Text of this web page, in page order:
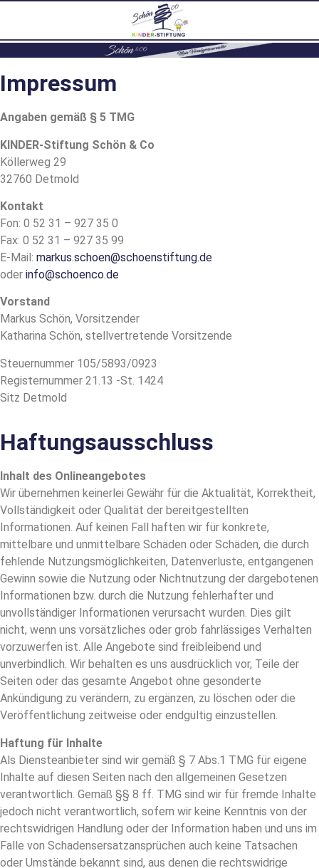
Impressum
Angaben gemäß § 5 TMG
KINDER-Stiftung Schön & Co
Köllerweg 29
32760 Detmold
Kontakt
Fon: 0 52 31 – 927 35 0
Fax: 0 52 31 – 927 35 99
E-Mail: markus.schoen@schoenstiftung.de
oder info@schoenco.de
Vorstand
Markus Schön, Vorsitzender
Katharina Schön, stellvertretende Vorsitzende
Steuernummer 105/5893/0923
Registernummer 21.13 -St. 1424
Sitz Detmold
Haftungsausschluss
Inhalt des Onlineangebotes
Wir übernehmen keinerlei Gewähr für die Aktualität, Korrektheit,
Vollständigkeit oder Qualität der bereitgestellten
Informationen. Auf keinen Fall haften wir für konkrete,
mittelbare und unmittelbare Schäden oder Schäden, die durch
fehlende Nutzungsmöglichkeiten, Datenverluste, entgangenen
Gewinn sowie die Nutzung oder Nichtnutzung der dargebotenen
Informationen bzw. durch die Nutzung fehlerhafter und
unvollständiger Informationen verursacht wurden. Dies gilt
nicht, wenn uns vorsätzliches oder grob fahrlässiges Verhalten
vorzuwerfen ist. Alle Angebote sind freibleibend und
unverbindlich. Wir behalten es uns ausdrücklich vor, Teile der
Seiten oder das gesamte Angebot ohne gesonderte
Ankündigung zu verändern, zu ergänzen, zu löschen oder die
Veröffentlichung zeitweise oder endgültig einzustellen.
Haftung für Inhalte
Als Diensteanbieter sind wir gemäß § 7 Abs.1 TMG für eigene
Inhalte auf diesen Seiten nach den allgemeinen Gesetzen
verantwortlich. Gemäß §§ 8 ff. TMG sind wir für fremde Inhalte
jedoch nicht verantwortlich, sofern wir keine Kenntnis von der
rechtswidrigen Handlung oder der Information haben und uns im
Falle von Schadensersatzansprüchen auch keine Tatsachen
oder Umstände bekannt sind, aus denen die rechtswidrige